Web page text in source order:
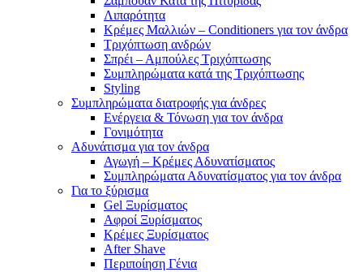
Λιπαρότητα
Κρέμες Μαλλιών – Conditioners για τον άνδρα
Τριχόπτωση ανδρών
Σπρέι – Αμπούλες Τριχόπτωσης
Συμπληρώματα κατά της Τριχόπτωσης
Styling
Συμπληρώματα διατροφής για άνδρες
Ενέργεια & Τόνωση για τον άνδρα
Γονιμότητα
Αδυνάτισμα για τον άνδρα
Αγωγή – Κρέμες Αδυνατίσματος
Συμπληρώματα Αδυνατίσματος για τον άνδρα
Για το ξύρισμα
Gel Ξυρίσματος
Αφροί Ξυρίσματος
Κρέμες Ξυρίσματος
After Shave
Περιποίηση Γένια